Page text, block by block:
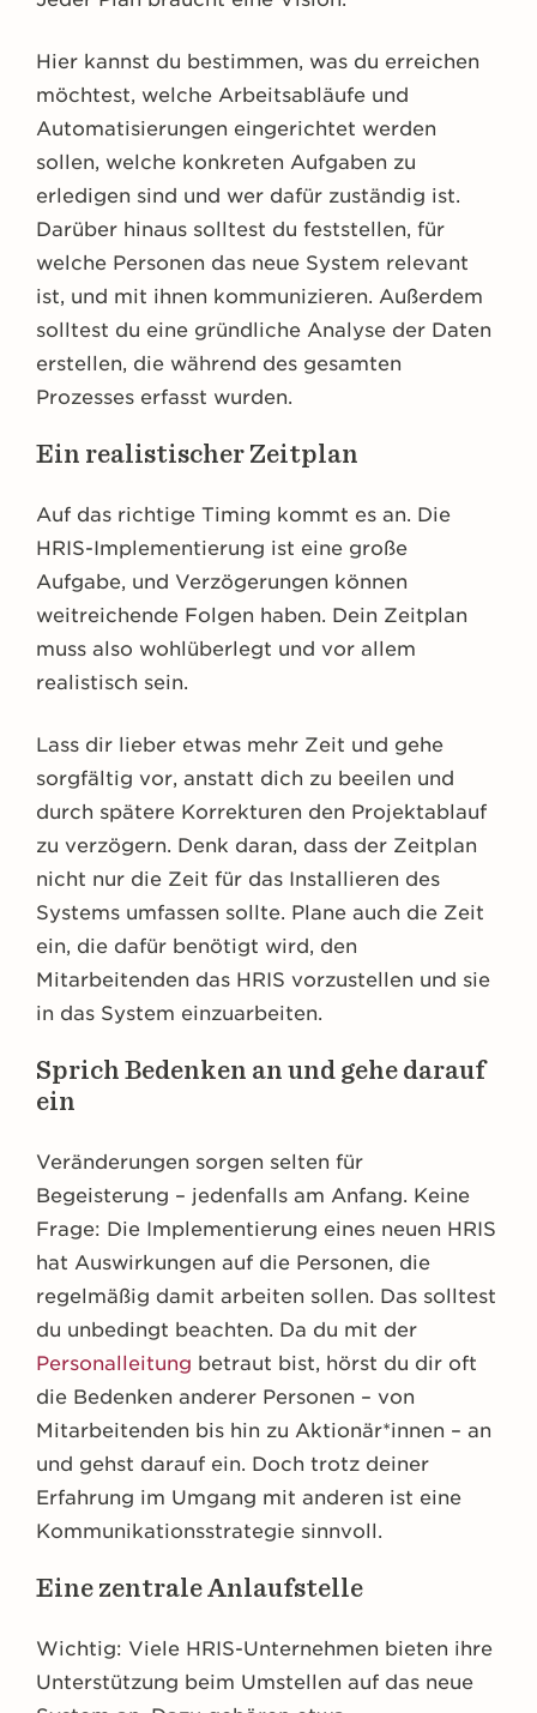
Hier kannst du bestimmen, was du erreichen
möchtest, welche Arbeitsabläufe und
Automatisierungen eingerichtet werden
sollen, welche konkreten Aufgaben zu
erledigen sind und wer dafür zuständig ist.
Darüber hinaus solltest du feststellen, für
welche Personen das neue System relevant
ist, und mit ihnen kommunizieren. Außerdem
solltest du eine gründliche Analyse der Daten
erstellen, die während des gesamten
Prozesses erfasst wurden.
Ein realistischer Zeitplan
Auf das richtige Timing kommt es an. Die
HRIS-Implementierung ist eine große
Aufgabe, und Verzögerungen können
weitreichende Folgen haben. Dein Zeitplan
muss also wohlüberlegt und vor allem
realistisch sein.
Lass dir lieber etwas mehr Zeit und gehe
sorgfältig vor, anstatt dich zu beeilen und
durch spätere Korrekturen den Projektablauf
zu verzögern. Denk daran, dass der Zeitplan
nicht nur die Zeit für das Installieren des
Systems umfassen sollte. Plane auch die Zeit
ein, die dafür benötigt wird, den
Mitarbeitenden das HRIS vorzustellen und sie
in das System einzuarbeiten.
Sprich Bedenken an und gehe darauf
ein
Veränderungen sorgen selten für
Begeisterung – jedenfalls am Anfang. Keine
Frage: Die Implementierung eines neuen HRIS
hat Auswirkungen auf die Personen, die
regelmäßig damit arbeiten sollen. Das solltest
du unbedingt beachten. Da du mit der
Personalleitung betraut bist, hörst du dir oft
die Bedenken anderer Personen – von
Mitarbeitenden bis hin zu Aktionär*innen – an
und gehst darauf ein. Doch trotz deiner
Erfahrung im Umgang mit anderen ist eine
Kommunikationsstrategie sinnvoll.
Eine zentrale Anlaufstelle
Wichtig: Viele HRIS-Unternehmen bieten ihre
Unterstützung beim Umstellen auf das neue